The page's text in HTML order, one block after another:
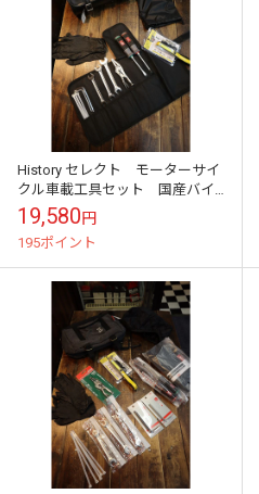
History セレクト モーターサイ
クル車載工具セット 国産バイ
ク用 丸形ツールバッグ
19,580円
195ポイント